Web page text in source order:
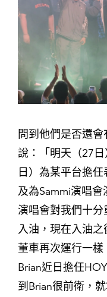
問到他們是否還
說：「明天（27
日）為某平台擔
及為Sammi演唱
演唱會對我們十
入油，現在入油
董車再次運行一
Brian近日擔任
到Brian很前衛，